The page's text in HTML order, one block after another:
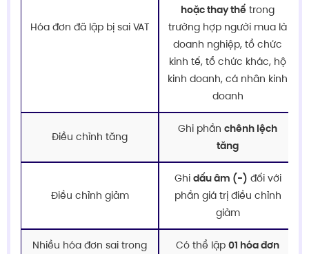
Hóa đơn đã lập bị sai VAT
hoặc thay thế trong
trường hợp người mua là
doanh nghiệp, tổ chức
kinh tế, tổ chức khác, hộ
kinh doanh, cá nhân kinh
doanh
Điều chỉnh tăng
Ghi phần chênh lệch
tăng
Điều chỉnh giảm
Ghi dấu âm (-) đối với
phần giá trị điều chỉnh
giảm
Nhiều hóa đơn sai trong
Có thể lập 01 hóa đơn